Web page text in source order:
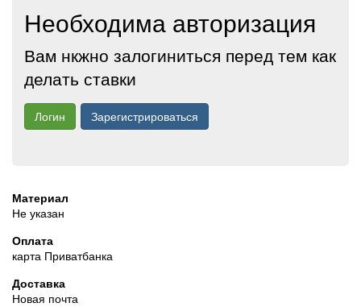
Необходима авторизация
Вам нкжно залогиниться перед тем как
делать ставки
Логин Зарегистрироваться
Материал
Не указан
Оплата
карта Приватбанка
Доставка
Новая почта